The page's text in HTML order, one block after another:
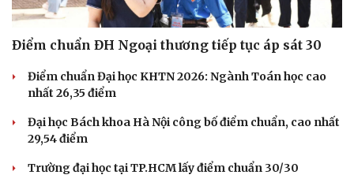
Điểm chuẩn ĐH Ngoại thương tiếp tục áp sát 30
Điểm chuẩn Đại học KHTN 2026: Ngành Toán học cao
nhất 26,35 điểm
Đại học Bách khoa Hà Nội công bố điểm chuẩn, cao nhất
29,54 điểm
Trường đại học tại TP.HCM lấy điểm chuẩn 30/30